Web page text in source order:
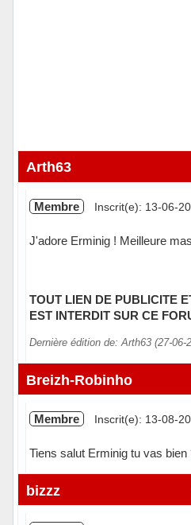
Arth63
Membre Inscrit(e): 13-06-
J'adore Erminig ! Meilleure
TOUT LIEN DE PUBLICITE
EST INTERDIT SUR CE
Dernière édition de: Arth63 (27-06-
Hors ligne
Breizh-Robinho
Membre Inscrit(e): 13-08-
Tiens salut Erminig tu vas bien
Hors ligne
bizzz